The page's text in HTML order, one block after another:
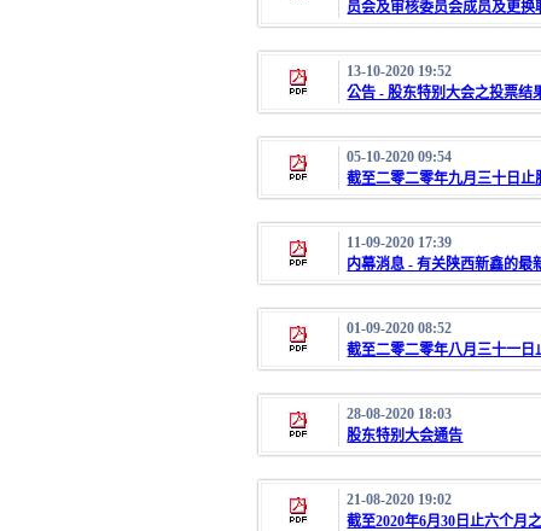
员会及审核委员会成员及更
13-10-2020 19:52
公告 - 股东特别大会之投票
05-10-2020 09:54
截至二零二零年九月三十日
11-09-2020 17:39
内幕消息 - 有关陕西新鑫的最
01-09-2020 08:52
截至二零二零年八月三十一
28-08-2020 18:03
股东特别大会通告
21-08-2020 19:02
截至2020年6月30日止六个月